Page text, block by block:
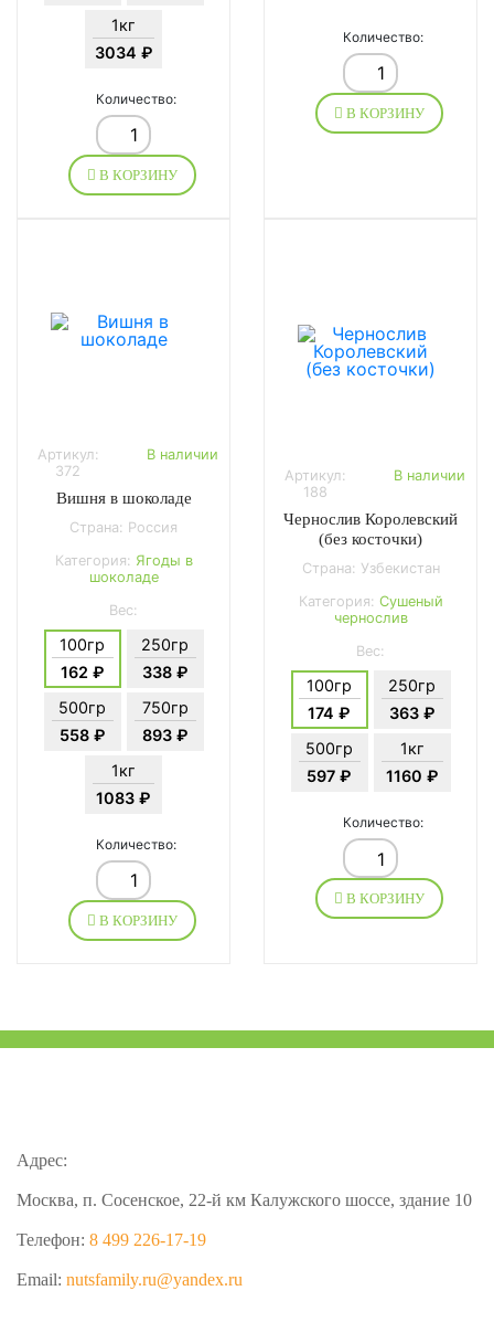
1кг
3034 ₽
Количество:
В КОРЗИНУ
Количество:
В КОРЗИНУ
Артикул:
372
В наличии
Вишня в шоколаде
Страна: Россия
Категория: Ягоды в
шоколаде
Вес:
100гр
162 ₽
250гр
338 ₽
500гр
558 ₽
750гр
893 ₽
1кг
1083 ₽
Количество:
В КОРЗИНУ
Артикул:
188
В наличии
Чернослив Королевский
(без косточки)
Страна: Узбекистан
Категория: Сушеный
чернослив
Вес:
100гр
174 ₽
250гр
363 ₽
500гр
597 ₽
1кг
1160 ₽
Количество:
В КОРЗИНУ
Адрес:
Москва, п. Сосенское, 22-й км Калужского шоссе, здание 10
Телефон: 8 499 226-17-19
Email: nutsfamily.ru@yandex.ru